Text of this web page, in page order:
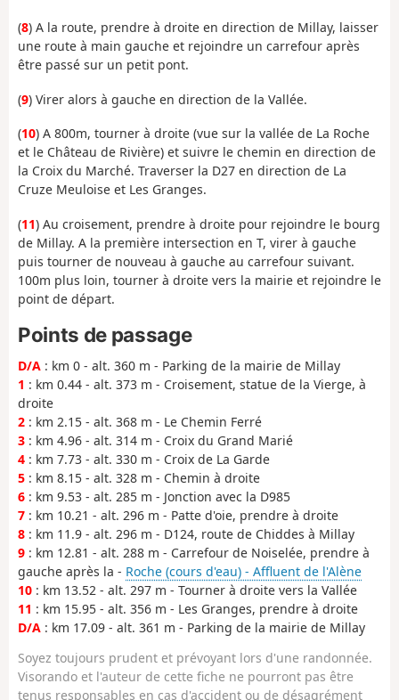
(8) A la route, prendre à droite en direction de Millay, laisser
une route à main gauche et rejoindre un carrefour après
être passé sur un petit pont.
(9) Virer alors à gauche en direction de la Vallée.
(10) A 800m, tourner à droite (vue sur la vallée de La Roche
et le Château de Rivière) et suivre le chemin en direction de
la Croix du Marché. Traverser la D27 en direction de La
Cruze Meuloise et Les Granges.
(11) Au croisement, prendre à droite pour rejoindre le bourg
de Millay. A la première intersection en T, virer à gauche
puis tourner de nouveau à gauche au carrefour suivant.
100m plus loin, tourner à droite vers la mairie et rejoindre le
point de départ.
Points de passage
D/A : km 0 - alt. 360 m - Parking de la mairie de Millay
1 : km 0.44 - alt. 373 m - Croisement, statue de la Vierge, à
droite
2 : km 2.15 - alt. 368 m - Le Chemin Ferré
3 : km 4.96 - alt. 314 m - Croix du Grand Marié
4 : km 7.73 - alt. 330 m - Croix de La Garde
5 : km 8.15 - alt. 328 m - Chemin à droite
6 : km 9.53 - alt. 285 m - Jonction avec la D985
7 : km 10.21 - alt. 296 m - Patte d'oie, prendre à droite
8 : km 11.9 - alt. 296 m - D124, route de Chiddes à Millay
9 : km 12.81 - alt. 288 m - Carrefour de Noiselée, prendre à
gauche après la - Roche (cours d'eau) - Affluent de l'Alène
10 : km 13.52 - alt. 297 m - Tourner à droite vers la Vallée
11 : km 15.95 - alt. 356 m - Les Granges, prendre à droite
D/A : km 17.09 - alt. 361 m - Parking de la mairie de Millay
Soyez toujours prudent et prévoyant lors d'une randonnée.
Visorando et l'auteur de cette fiche ne pourront pas être
tenus responsables en cas d'accident ou de désagrément